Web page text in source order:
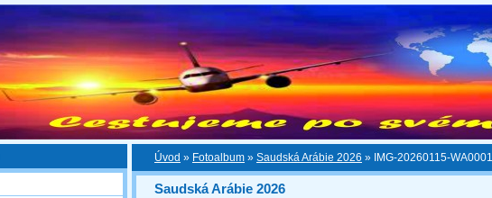
Úvod » Fotoalbum » Saudská Arábie 2026 » IMG-20260115-WA0001
Saudská Arábie 2026